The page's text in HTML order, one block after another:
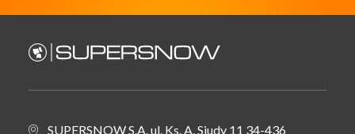
Arkadiusz Kitkowski
SUPERSNOW S.A. ul. Ks. A. Siudy 11 34-436